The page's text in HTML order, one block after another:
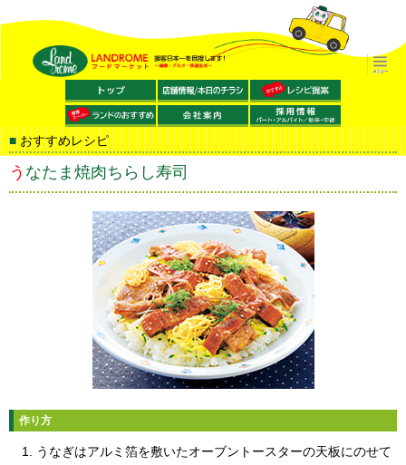
おすすめレシピ
うなたま焼肉ちらし寿司
作り方
うなぎはアルミ箔を敷いたオーブントースターの天板にのせて